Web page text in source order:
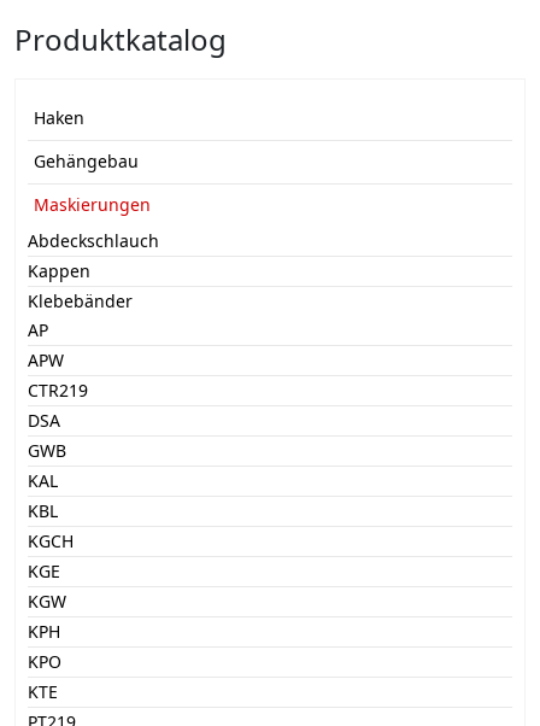
Produktkatalog
Haken
Gehängebau
Maskierungen
Abdeckschlauch
Kappen
Klebebänder
AP
APW
CTR219
DSA
GWB
KAL
KBL
KGCH
KGE
KGW
KPH
KPO
KTE